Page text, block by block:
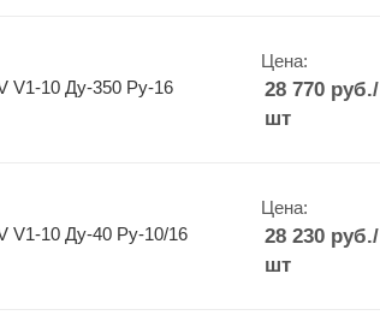
Задвижка MIV V1-10 Ду-350 Ру-16
Цена:
28 770руб./
шт
Задвижка MIV V1-10 Ду-40 Ру-10/16
Цена:
28 230руб./
шт